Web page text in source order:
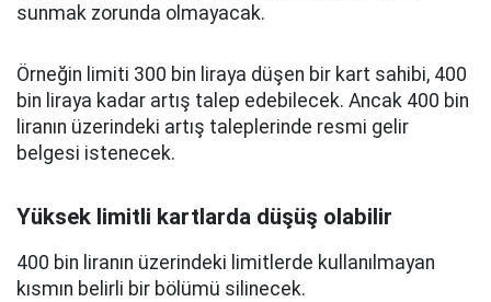
sunmak zorunda olmayacak.
Örneğin limiti 300 bin liraya düşen bir kart sahibi, 400
bin liraya kadar artış talep edebilecek. Ancak 400 bin
liranın üzerindeki artış taleplerinde resmi gelir
belgesi istenecek.
Yüksek limitli kartlarda düşüş olabilir
400 bin liranın üzerindeki limitlerde kullanılmayan
kısmın belirli bir bölümü silinecek.